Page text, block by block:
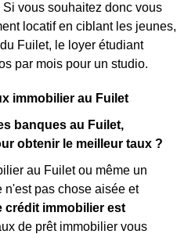
vous souhaitez donc vous
locatif en ciblant les jeunes,
Fuilet, le loyer étudiant
par mois pour un studio.
immobilier au Fuilet
banques au Fuilet,
obtenir le meilleur taux ?
au Fuilet ou même un
pas chose aisée et
crédit immobilier est
de prêt immobilier vous